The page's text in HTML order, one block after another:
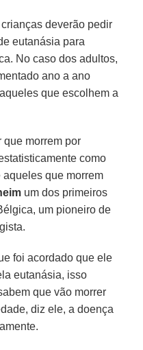
deverão pedir
eutanásia para
No caso dos adultos,
ano a ano
que escolhem a
que morrem por
como
que morrem
um dos primeiros
um pioneiro de
foi acordado que ele
eutanásia, isso
que vão morrer
diz ele, a doença